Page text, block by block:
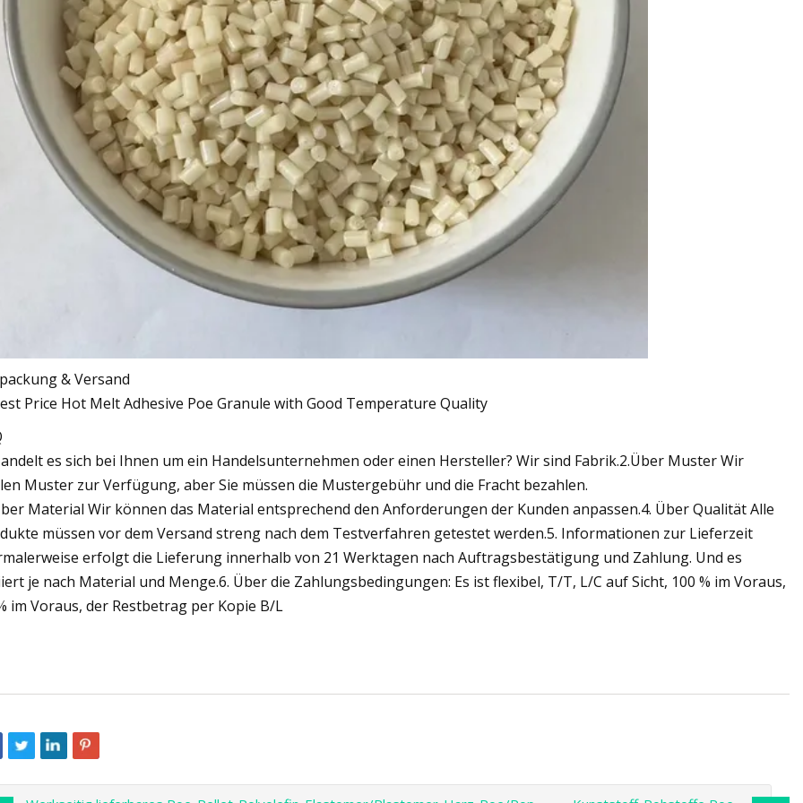
& Versand
es sich bei Ihnen um ein Handelsunternehmen oder einen Hersteller? Wir sind Fabrik.2.Über Muster Wir
Muster zur Verfügung, aber Sie müssen die Mustergebühr und die Fracht bezahlen.
Material Wir können das Material entsprechend den Anforderungen der Kunden anpassen.4. Über Qualität Alle
müssen vor dem Versand streng nach dem Testverfahren getestet werden.5. Informationen zur Lieferzeit
erfolgt die Lieferung innerhalb von 21 Werktagen nach Auftragsbestätigung und Zahlung. Und es
je nach Material und Menge.6. Über die Zahlungsbedingungen: Es ist flexibel, T/T, L/C auf Sicht, 100 % im Voraus,
im Voraus, der Restbetrag per Kopie B/L